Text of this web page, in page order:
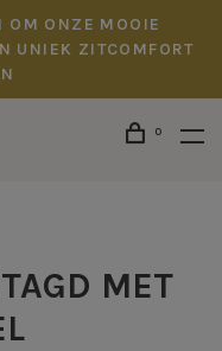
OM ONZE MOOIE
UNIEK ZITCOMFORT
0
MET